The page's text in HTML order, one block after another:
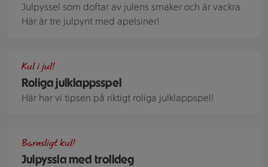
Julpyssel som doftar av julens smaker och är vackra.
Här är tre julpynt med apelsiner!
Roliga julklappsspel
Kul i jul!
Här har vi tipsen på riktigt roliga julklappspel!
Julpyssla med trolldeg
Barnsligt kul!